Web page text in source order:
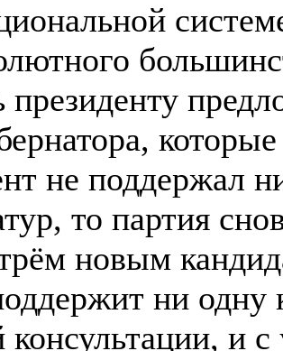
президенту
не поддержал
то партия
новым
ни одну
консультации, и с